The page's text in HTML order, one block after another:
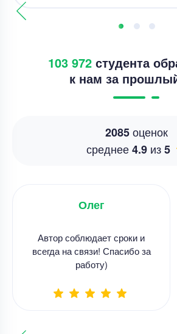
103 972 студента
к нам за
2085оценок
среднее4.9 из5
Олег
Автор соблюдает сроки и
всегда на связи! Спасибо за
работу)